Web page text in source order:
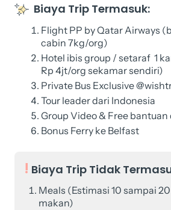
Biaya Trip Termasuk:
Flight PP by Qatar Airways
cabin 7kg/org)
Hotel ibis group / setaraf 1
Rp 4jt/org sekamar sendiri)
Private Bus Exclusive
Tour leader dari Indonesia
Group Video & Free
Bonus Ferry ke Belfast
Biaya Trip Tidak
Meals (Estimasi 10 sampai
makan)